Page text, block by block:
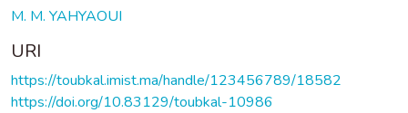
M. M. YAHYAOUI
URI
https://toubkal.imist.ma/handle/123456789/18582
https://doi.org/10.83129/toubkal-10986